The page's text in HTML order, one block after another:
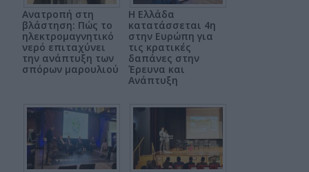
Ανατροπή στη
βλάστηση: Πώς το
ηλεκτρομαγνητικό
νερό επιταχύνει
την ανάπτυξη των
σπόρων μαρουλιού
Η Ελλάδα
κατατάσσεται 4η
στην Ευρώπη για
τις κρατικές
δαπάνες στην
Έρευνα και
Ανάπτυξη